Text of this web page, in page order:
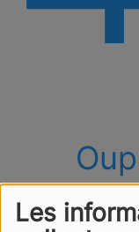
Les
Il semble que la